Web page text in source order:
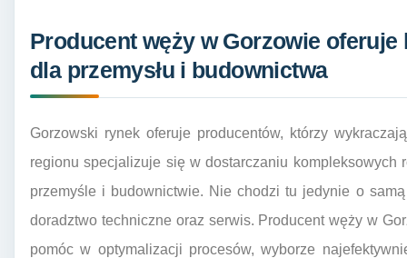
Producent węży w Gorzowie
dla przemysłu i budownictwa
Gorzowski rynek oferuje producentów, którzy
regionu specjalizuje się w dostarczaniu kompleksowych
przemyśle i budownictwie. Nie chodzi tu jedynie o
doradztwo techniczne oraz serwis. Producent węży w
pomóc w optymalizacji procesów, wyborze